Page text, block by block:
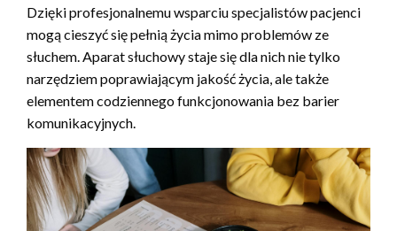
Dzięki profesjonalnemu wsparciu specjalistów pacjenci
mogą cieszyć się pełnią życia mimo problemów ze
słuchem. Aparat słuchowy staje się dla nich nie tylko
narzędziem poprawiającym jakość życia, ale także
elementem codziennego funkcjonowania bez barier
komunikacyjnych.